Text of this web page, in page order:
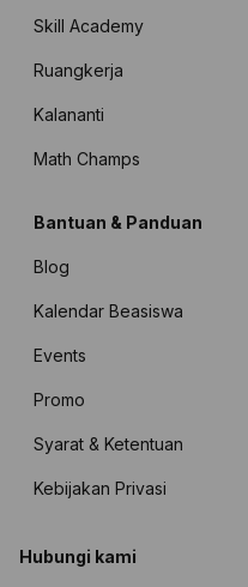
Skill Academy
Ruangkerja
Kalananti
Math Champs
Bantuan & Panduan
Blog
Kalendar Beasiswa
Events
Promo
Syarat & Ketentuan
Kebijakan Privasi
Hubungi kami